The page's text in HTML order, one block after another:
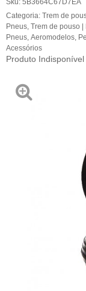
Categoria: Trem de
Pneus Trem de pouso |
Pneus Aeromodelos
Acessórios
Produto Indisponível